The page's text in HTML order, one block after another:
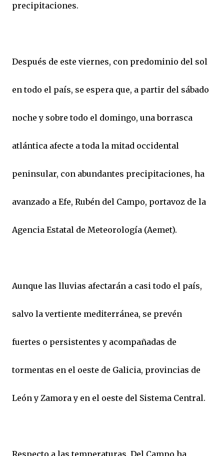
precipitaciones.
Después de este viernes, con predominio del sol
en todo el país, se espera que, a partir del sábado
noche y sobre todo el domingo, una borrasca
atlántica afecte a toda la mitad occidental
peninsular, con abundantes precipitaciones, ha
avanzado a Efe, Rubén del Campo, portavoz de la
Agencia Estatal de Meteorología (Aemet).
Aunque las lluvias afectarán a casi todo el país,
salvo la vertiente mediterránea, se prevén
fuertes o persistentes y acompañadas de
tormentas en el oeste de Galicia, provincias de
León y Zamora y en el oeste del Sistema Central.
Respecto a las temperaturas, Del Campo ha